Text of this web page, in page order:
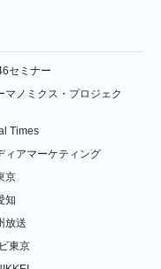
セミナー
マノミクス・プロジェク
Times
ィアマーケティング
京
知
放送
東京